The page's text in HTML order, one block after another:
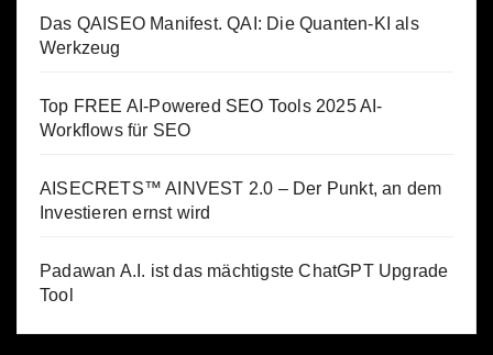
Das QAISEO Manifest. QAI: Die Quanten-KI als
Werkzeug
Top FREE AI-Powered SEO Tools 2025 AI-
Workflows für SEO
AISECRETS™ AINVEST 2.0 – Der Punkt, an dem
Investieren ernst wird
Padawan A.I. ist das mächtigste ChatGPT Upgrade
Tool